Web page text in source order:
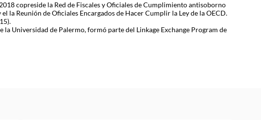
copreside la Red de Fiscales y Oficiales de Cumplimiento antisoborno
la Reunión de Oficiales Encargados de Hacer Cumplir la Ley de la OECD.
Universidad de Palermo, formó parte del Linkage Exchange Program de